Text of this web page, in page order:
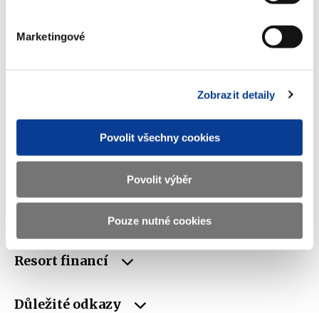
Marketingové
Zobrazit detaily
Povolit všechny cookies
Povolit výběr
Pouze nutné cookies
Telefon +420 257 041 111
E-mail podatelna@mf.gov.cz
ID Datové
xzeaauv
Weby ministerstva
Resort financí
Důležité odkazy